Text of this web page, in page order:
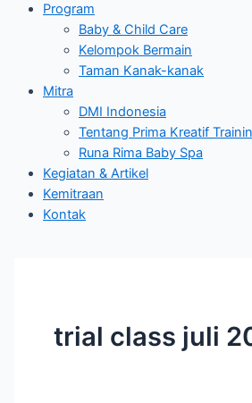
Program
Baby & Child Care
Kelompok Bermain
Taman Kanak-kanak
Mitra
DMI Indonesia
Tentang Prima Kreatif
Runa Rima Baby Spa
Kegiatan & Artikel
Kemitraan
Kontak
trial class juli